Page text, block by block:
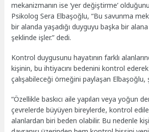
mekanizmanın ise ‘yer değiştirme’
Psikolog Sera Elbaşoğlu, “Bu savunma
bir alanda yaşadığı duyguyu başka bir
şeklinde işler.” dedi.
Kontrol duygusunu hayatının farklı
kişinin, bu ihtiyacını bedenini kontrol
çalışabileceği örneğini paylaşan
“Özellikle baskıcı aile yapıları veya yoğun
çevrelerde büyüyen bireylerde, kontrol
alanlardan biri beden olabilir. Bu nedenle